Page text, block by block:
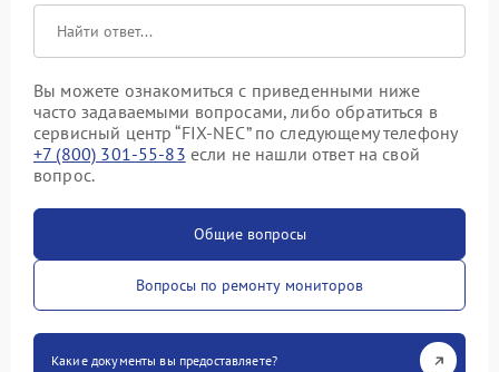
Вы можете ознакомиться с приведенными ниже
часто задаваемыми вопросами, либо обратиться в
сервисный центр “FIX-NEC” по следующему телефону
+7 (800) 301-55-83 если не нашли ответ на свой
вопрос.
Общие вопросы
Вопросы по ремонту мониторов
Какие документы вы предоставляете?